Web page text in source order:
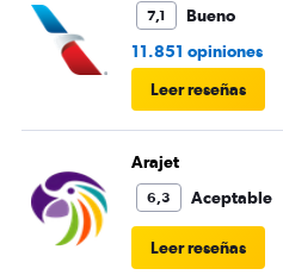
7,1
Bueno
11.851 opiniones
Leer reseñas
Arajet
6,3 Aceptable
Leer reseñas